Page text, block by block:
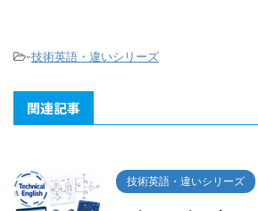
-技術英語・違いシリーズ
関連記事
技術英語・違いシリーズ